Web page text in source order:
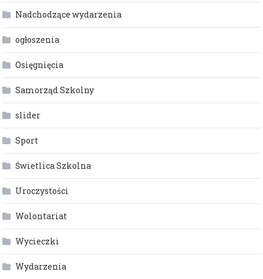
Nadchodzące wydarzenia
ogłoszenia
Osięgnięcia
Samorząd Szkolny
slider
Sport
Świetlica Szkolna
Uroczystości
Wolontariat
Wycieczki
Wydarzenia